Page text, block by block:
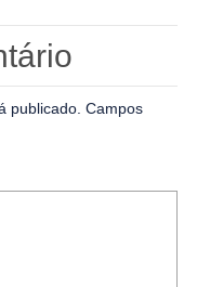
publicado. Campos